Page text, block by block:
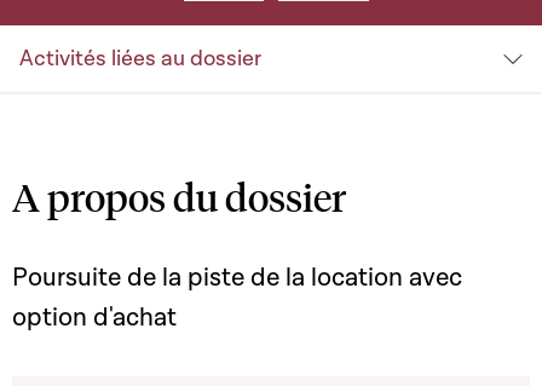
Activités liées au dossier
A propos du dossier
Poursuite de la piste de la location avec
option d'achat